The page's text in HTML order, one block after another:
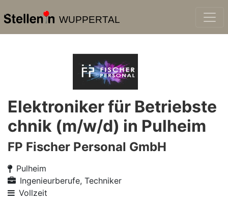
WUPPERTAL
Elektroniker für Betriebste
chnik (m/w/d) in Pulheim
FP Fischer Personal GmbH
Pulheim
Ingenieurberufe, Techniker
Vollzeit